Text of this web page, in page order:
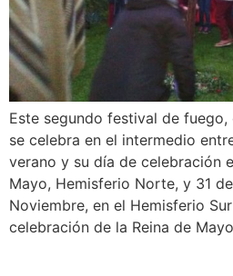
Este segundo festival de
se celebra en el intermedio
verano y su día de celebración
Mayo, Hemisferio Norte, y 31
Noviembre, en el Hemisferio
celebración de la Reina de